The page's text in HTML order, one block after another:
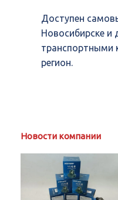
Доступен
Новосибирске и
транспортными
регион.
Новости компании